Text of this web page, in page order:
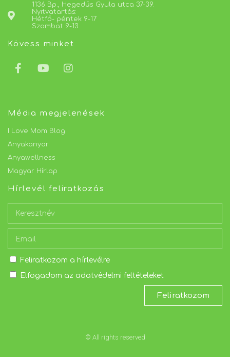
1136 Bp., Hegedűs Gyula utca 37-39.
Nyitvatartás:
Hétfő- péntek 9-17
Szombat 9-13
Kövess minket
Média megjelenések
I Love Mom Blog
Anyakanyar
Anyawellness
Magyar Hírlap
Hírlevél feliratkozás
Feliratkozom a hírlevélre
Elfogadom az adatvédelmi feltételeket
Feliratkozom
© All rights reserved